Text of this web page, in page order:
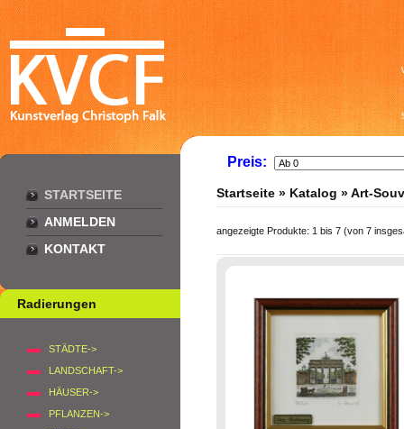
STARTSEITE
ANMELDEN
KONTAKT
Radierungen
STÄDTE->
LANDSCHAFT->
HÄUSER->
PFLANZEN->
Preis:
Startseite » Katalog »Art-
angezeigte Produkte: 1 bis 7 (von 7